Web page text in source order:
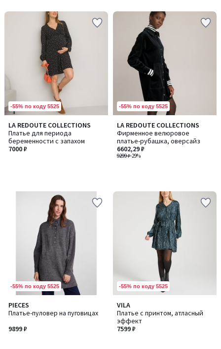
-55% по коду 5525
LA REDOUTE COLLECTIONS
Платье для периода
беременности с запахом
7000 ₽
-55% по коду 5525
LA REDOUTE COLLECTIONS
Фирменное велюровое
платье-рубашка, оверсайз
9299 ₽-29%
6602,29 ₽
-55% по коду 5525
PIECES
Платье-пуловер на пуговицах
9899 ₽
-55% по коду 5525
VILA
Платье с принтом, атласный
эффект
7599 ₽